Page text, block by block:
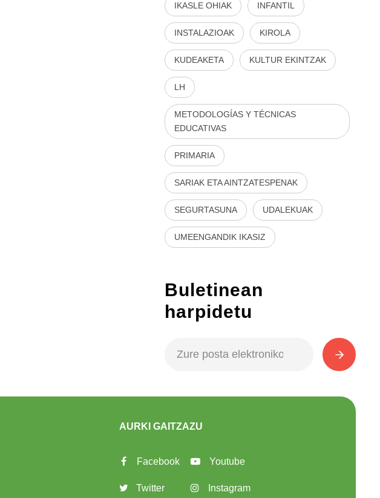
IKASLE OHIAK INFANTIL
INSTALAZIOAK KIROLA
KUDEAKETA KULTUR EKINTZAK
LH
METODOLOGÍAS Y TÉCNICAS
EDUCATIVAS
PRIMARIA
SARIAK ETA AINTZATESPENAK
SEGURTASUNA UDALEKUAK
UMEENGANDIK IKASIZ
Buletinean
harpidetu
AURKI GAITZAZU
Facebook
Twitter
Youtube
Instagram